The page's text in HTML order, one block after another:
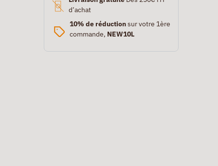
d’achat
10% de réductionsur votre 1ère
commande, NEW10L